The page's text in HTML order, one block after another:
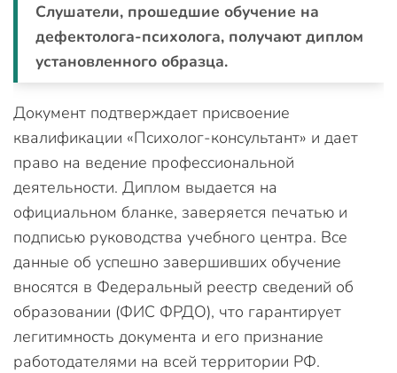
Слушатели, прошедшие обучение на
дефектолога-психолога, получают диплом
установленного образца.
Документ подтверждает присвоение
квалификации «Психолог-консультант» и дает
право на ведение профессиональной
деятельности. Диплом выдается на
официальном бланке, заверяется печатью и
подписью руководства учебного центра. Все
данные об успешно завершивших обучение
вносятся в Федеральный реестр сведений об
образовании (ФИС ФРДО), что гарантирует
легитимность документа и его признание
работодателями на всей территории РФ.